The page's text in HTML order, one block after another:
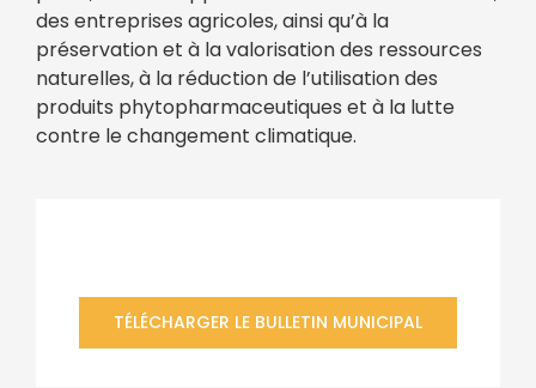
des entreprises agricoles, ainsi qu’à la
préservation et à la valorisation des ressources
naturelles, à la réduction de l’utilisation des
produits phytopharmaceutiques et à la lutte
contre le changement climatique.
TÉLÉCHARGER LE BULLETIN MUNICIPAL